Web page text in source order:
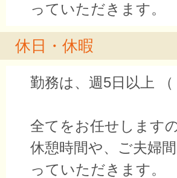
っていただきます。
休日・休暇
勤務は、週5日以上
全てをお任せしますの
休憩時間や、ご夫婦
っていただきます。